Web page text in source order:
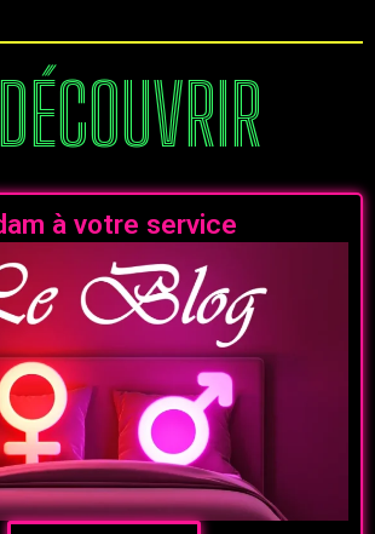
à votre service